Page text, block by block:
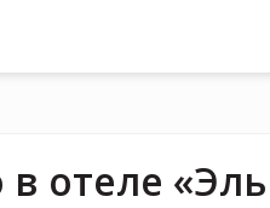
отеле